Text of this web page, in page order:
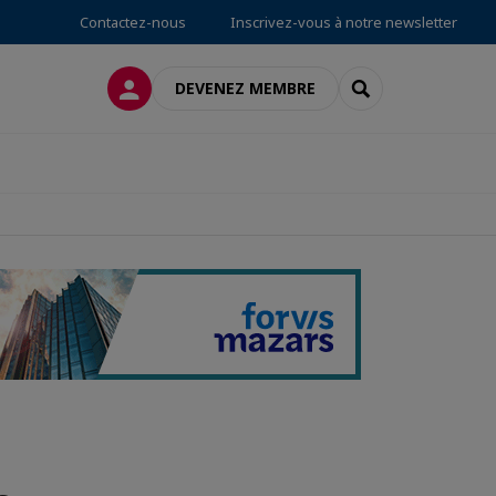
Contactez-nous Inscrivez-vous à notre newsletter
CONNEXIONDEVENEZ MEMBRE RECHERCHER